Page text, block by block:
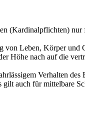
(Kardinalpflichten) nur
von Leben, Körper und
Höhe nach auf die
Verhalten des
auch für mittelbare